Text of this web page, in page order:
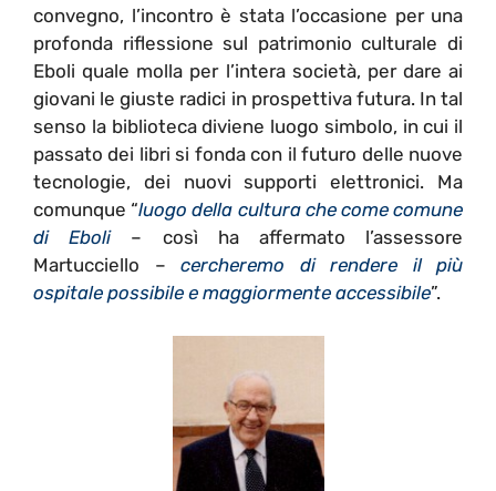
convegno, l’incontro è stata l’occasione per una
profonda riflessione sul patrimonio culturale di
Eboli quale molla per l’intera società, per dare ai
giovani le giuste radici in prospettiva futura. In tal
senso la biblioteca diviene luogo simbolo, in cui il
passato dei libri si fonda con il futuro delle nuove
tecnologie, dei nuovi supporti elettronici. Ma
comunque “luogo della cultura che come comune
di Eboli– così ha affermato l’assessore
Martucciello – cercheremo di rendere il più
ospitale possibile e maggiormente accessibile”.